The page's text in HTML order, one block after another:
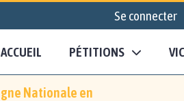
Se connecter
ACCUEIL PÉTITIONS
Nationale en